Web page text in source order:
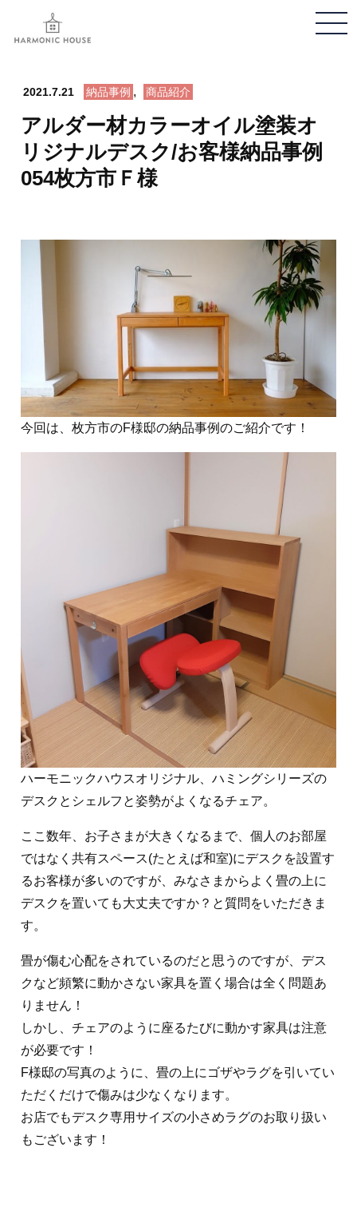
メ
2021.7.21 納品事例 , 商品紹介
アルダー材カラーオイル塗装オ
リジナルデスク/お客様納品事例
054枚方市Ｆ様
今回は、枚方市のF様邸の納品事例のご紹介です！
ハーモニックハウスオリジナル、ハミングシリーズの
デスクとシェルフと姿勢がよくなるチェア。
ここ数年、お子さまが大きくなるまで、個人のお部屋
ではなく共有スペース(たとえば和室)にデスクを設置す
るお客様が多いのですが、みなさまからよく畳の上に
デスクを置いても大丈夫ですか？と質問をいただきま
す。
畳が傷む心配をされているのだと思うのですが、デス
クなど頻繁に動かさない家具を置く場合は全く問題あ
りません！
しかし、チェアのように座るたびに動かす家具は注意
が必要です！
F様邸の写真のように、畳の上にゴザやラグを引いてい
ただくだけで傷みは少なくなります。
お店でもデスク専用サイズの小さめラグのお取り扱い
もございます！